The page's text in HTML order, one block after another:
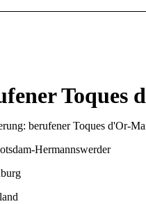
Toques
berufener Toques d'Or-
Hermannswerder